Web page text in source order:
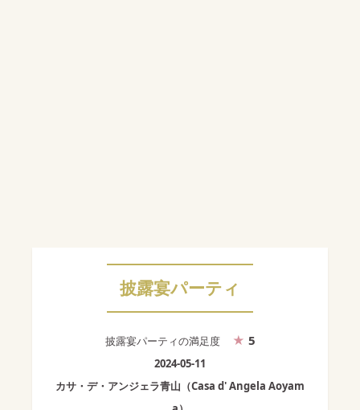
披露宴パーティ
披露宴パーティの満足度 5
2024-05-11
カサ・デ・アンジェラ青山（Casa d' Angela Aoyam